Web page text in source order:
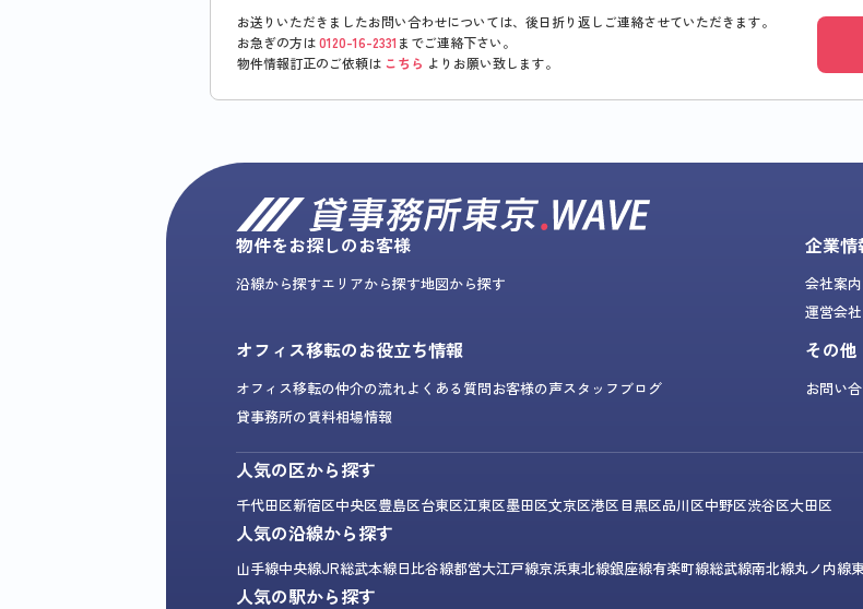
お送りいただきましたお問い合わせについては、後日折り返しご連絡させていただきます。
お急ぎの方は0120-16-2331 までご連絡下さい。
物件情報訂正のご依頼は こちら よりお願い致します。
物件をお探しのお客様
沿線から探すエリアから探す地図から探す
企業情
会社案内
運営会
オフィス移転のお役立ち情報
オフィス移転の仲介の流れよくある質問お客様の声スタッフブログ
貸事務所の賃料相場情報
その他
お問い
人気の区から探す
千代田区新宿区中央区豊島区台東区江東区墨田区文京区港区目黒区品川区中野区渋谷区大田区
人気の沿線から探す
山手線中央線JR総武本線日比谷線都営大江戸線京浜東北線銀座線有楽町線総武線南北線丸ノ内線
人気の駅から探す